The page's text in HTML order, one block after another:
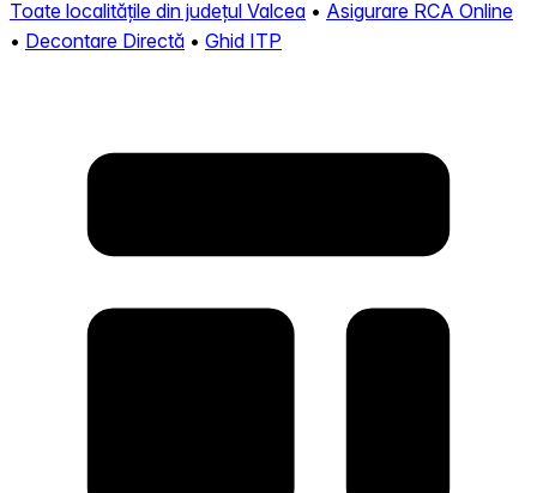
Toate localitățile din județul Valcea • Asigurare RCA Online
• Decontare Directă • Ghid ITP